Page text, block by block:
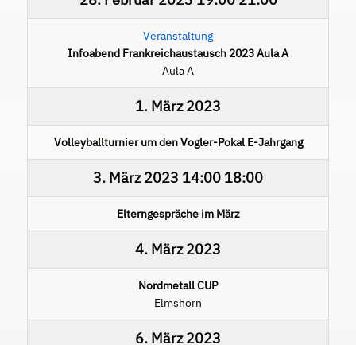
Veranstaltung
Infoabend Frankreichaustausch 2023 Aula A
Aula A
1. März 2023
Volleyballturnier um den Vogler-Pokal E-Jahrgang
3. März 2023 14:00 18:00
Elterngespräche im März
4. März 2023
Nordmetall CUP
Elmshorn
6. März 2023